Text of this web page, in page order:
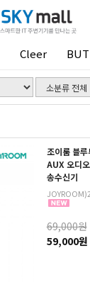
Cleer
1 / 0
조이룸 블
AUX 오디
송수신기
69,000원
59,000원